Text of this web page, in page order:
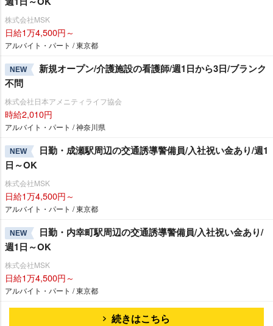
株式会社MSK
日給1万4,500円～
アルバイト・パート / 東京都
NEW
新規オープン/介護施設の看護師/週1日から3日/ブランク
不問
株式会社日本アメニティライフ協会
時給2,010円
アルバイト・パート / 神奈川県
NEW
日勤・成瀬駅周辺の交通誘導警備員/入社祝い金あり/週1
日～OK
株式会社MSK
日給1万4,500円～
アルバイト・パート / 東京都
NEW
日勤・内幸町駅周辺の交通誘導警備員/入社祝い金あり/
週1日～OK
株式会社MSK
日給1万4,500円～
アルバイト・パート / 東京都
続きはこちら